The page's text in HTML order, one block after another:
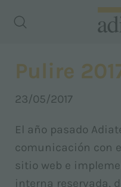
Pulire
23/05/2017
El año pasado
comunicación con
sitio web e
interna reservada,